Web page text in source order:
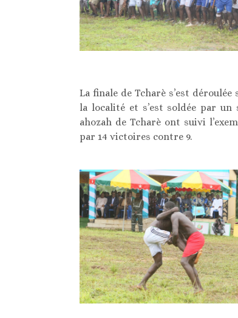
La finale de Tcharè s’est
la localité et s’est soldée par
ahozah de Tcharè ont suivi
par 14 victoires contre 9.